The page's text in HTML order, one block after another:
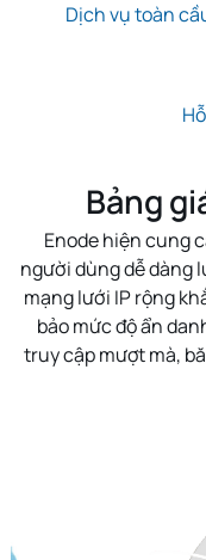
Dịch vụ toàn
Bảng
Enode hiện cung
người dùng dễ dàng
mạng lưới IP rộng
bảo mức độ ẩn
truy cập mượt mà,